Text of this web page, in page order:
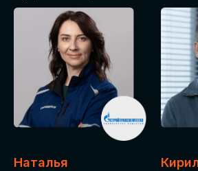
Наталья
Приглашаем стать спикером GLOBAL
TECH FORUM и поделиться своим
опытом и экспертизой. Будем рады
сотрудничеству!
СТАТЬ
СПИКЕРОМ
IT Solutions for Business